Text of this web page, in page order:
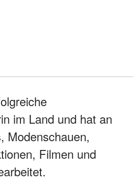
im Land und hat an
Modenschauen,
Filmen und